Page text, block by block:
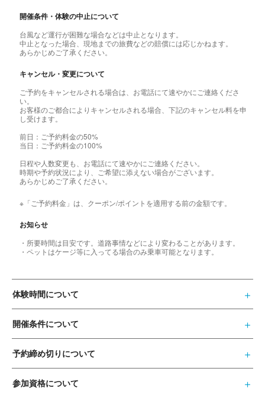
開催条件・体験の中止について
台風など運行が困難な場合などは中止となります。
中止となった場合、現地までの旅費などの賠償には応じかねます。
あらかじめご了承ください。
キャンセル・変更について
ご予約をキャンセルされる場合は、お電話にて速やかにご連絡くださ
い。
お客様のご都合によりキャンセルされる場合、下記のキャンセル料を申
し受けます。
前日：ご予約料金の50%
当日：ご予約料金の100%
日程や人数変更も、お電話にて速やかにご連絡ください。
時期や予約状況により、ご希望に添えない場合がございます。
あらかじめご了承ください。
※「ご予約料金」は、クーポン/ポイントを適用する前の金額です。
お知らせ
・所要時間は目安です。道路事情などにより変わることがあります。
・ペットはケージ等に入ってる場合のみ乗車可能となります。
体験時間について
開催条件について
予約締め切りについて
参加資格について